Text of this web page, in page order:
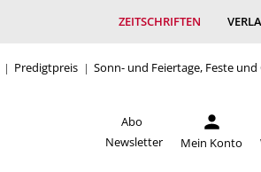
ZEITSCHRIFTEN
Predigtpreis Sonn- und Feiertage, Feste
Abo
Newsletter
Mein Konto